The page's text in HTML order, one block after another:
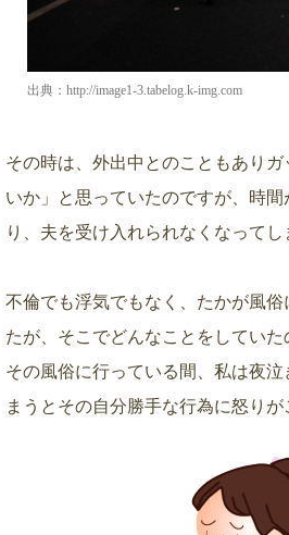
出典： http://image1-3.tabelog.k-img.com
その時は、外出中とのこともあり
いか」と思っていたのですが、時
り、夫を受け入れられなくなって
不倫でも浮気でもなく、たかが風
たが、そこでどんなことをしてい
その風俗に行っている間、私は夜
まうとその自分勝手な行為に怒り